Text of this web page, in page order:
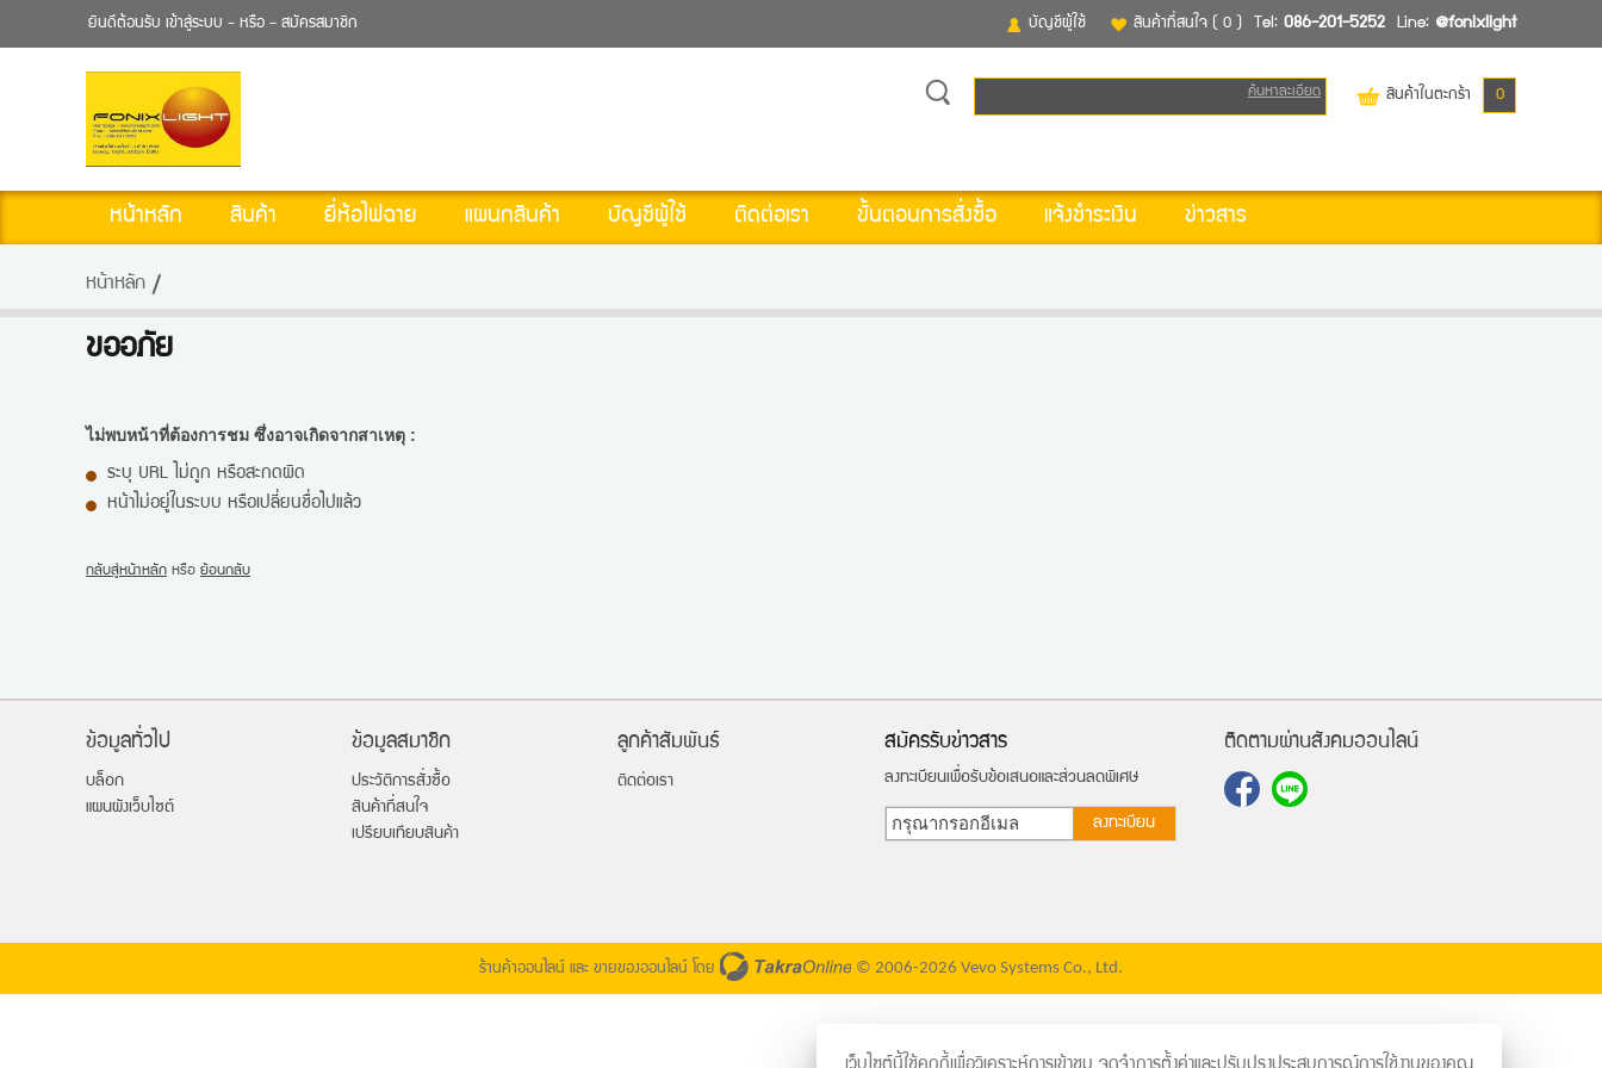
ยินดีต้อนรับ เข้าสู่ระบบ - หรือ - สมัครสมาชิก Tel: 086-201-5252 Line: @fonixlight
สินค้าที่สนใจ ( 0 )
บัญชีผู้ใช้
สินค้าในตะกร้า 0
ค้นหาละเอียด
หน้าหลัก สินค้า ยี่ห้อไฟฉาย แผนกสินค้า บัญชีผู้ใช้ ติดต่อเรา ขั้นตอนการสั่งซื้อ แจ้งชำระเงิน ข่าวสาร
หน้าหลัก
ขออภัย
ไม่พบหน้าที่ต้องการชม ซึ่งอาจเกิดจากสาเหตุ :
ระบุ URL ไม่ถูก หรือสะกดผิด
หน้าไม่อยู่ในระบบ หรือเปลี่ยนชื่อไปแล้ว
กลับสู่หน้าหลัก หรือ ย้อนกลับ
ข้อมูลทั่วไป
บล็อก
แผนผังเว็บไซต์
ข้อมูลสมาชิก
ประวัติการสั่งซื้อ
สินค้าที่สนใจ
เปรียบเทียบสินค้า
ลูกค้าสัมพันธ์
ติดต่อเรา
สมัครรับข่าวสาร
ลงทะเบียนเพื่อรับข้อเสนอและส่วนลดพิเศษ
ลงทะเบียน
ติดตามผ่านสังคมออนไลน์
ร้านค้าออนไลน์ และ ขายของออนไลน์ โดย © 2006-2026 Vevo Systems Co., Ltd.